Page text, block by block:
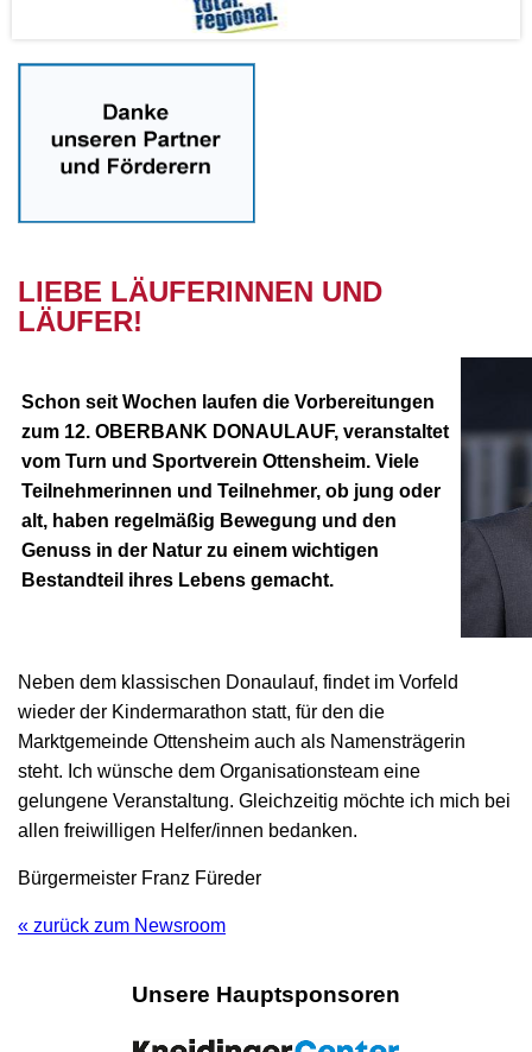
LIEBE LÄUFERINNEN UND
LÄUFER!
Schon seit Wochen laufen die Vorbereitungen
zum 12. OBERBANK DONAULAUF, veranstaltet
vom Turn und Sportverein Ottensheim. Viele
Teilnehmerinnen und Teilnehmer, ob jung oder
alt, haben regelmäßig Bewegung und den
Genuss in der Natur zu einem wichtigen
Bestandteil ihres Lebens gemacht.
Neben dem klassischen Donaulauf, findet im Vorfeld
wieder der Kindermarathon statt, für den die
Marktgemeinde Ottensheim auch als Namensträgerin
steht. Ich wünsche dem Organisationsteam eine
gelungene Veranstaltung. Gleichzeitig möchte ich mich bei
allen freiwilligen Helfer/innen bedanken.
Bürgermeister Franz Füreder
« zurück zum Newsroom
Unsere Hauptsponsoren